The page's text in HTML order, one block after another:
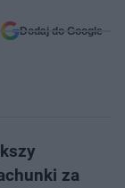
Dodaj do Google
za